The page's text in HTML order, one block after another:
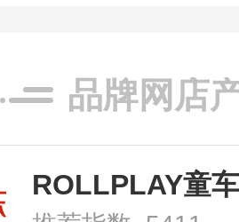
品牌网店
ROLLPLAY童